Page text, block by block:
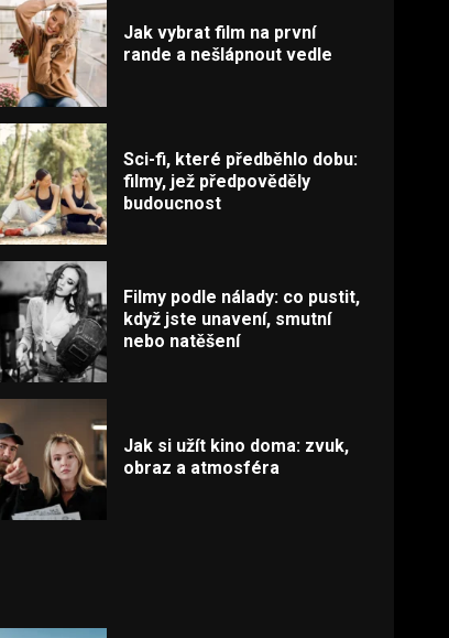
Jak vybrat film na první
rande a nešlápnout vedle
Sci-fi, které předběhlo dobu:
filmy, jež předpověděly
budoucnost
Filmy podle nálady: co pustit,
když jste unavení, smutní
nebo natěšení
Jak si užít kino doma: zvuk,
obraz a atmosféra